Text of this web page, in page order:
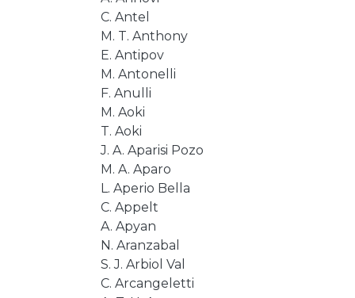
C. Antel
M. T. Anthony
E. Antipov
M. Antonelli
F. Anulli
M. Aoki
T. Aoki
J. A. Aparisi Pozo
M. A. Aparo
L. Aperio Bella
C. Appelt
A. Apyan
N. Aranzabal
S. J. Arbiol Val
C. Arcangeletti